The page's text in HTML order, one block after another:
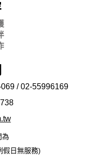
/ 02-55996169
為
假日無服務)